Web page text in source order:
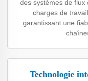
des systèmes de
charges de
garantissant une
Technologie